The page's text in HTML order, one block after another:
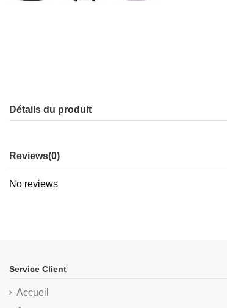
Détails du produit
Reviews(0)
No reviews
Service Client
Accueil